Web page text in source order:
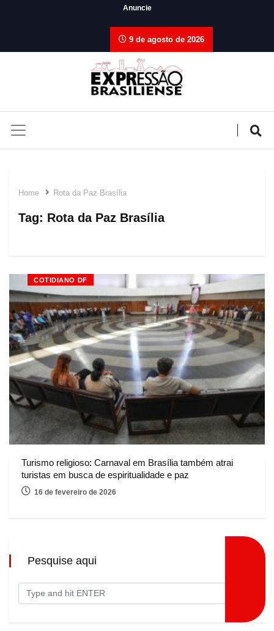
Anuncie
9 de agosto de 2026
Home Rota da Paz Brasília
Tag: Rota da Paz Brasília
COTIDIANO DF
Turismo religioso: Carnaval em Brasília também atrai
turistas em busca de espiritualidade e paz
16 de fevereiro de 2026
Pesquise aqui